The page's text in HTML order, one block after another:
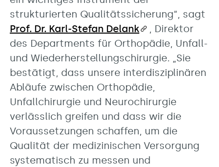
strukturierten Qualitätssicherung“, sagt
Prof. Dr. Karl-Stefan Delank
, Direktor
des Departments für Orthopädie, Unfall-
und Wiederherstellungschirurgie. „Sie
bestätigt, dass unsere interdisziplinären
Abläufe zwischen Orthopädie,
Unfallchirurgie und Neurochirurgie
verlässlich greifen und dass wir die
Voraussetzungen schaffen, um die
Qualität der medizinischen Versorgung
systematisch zu messen und